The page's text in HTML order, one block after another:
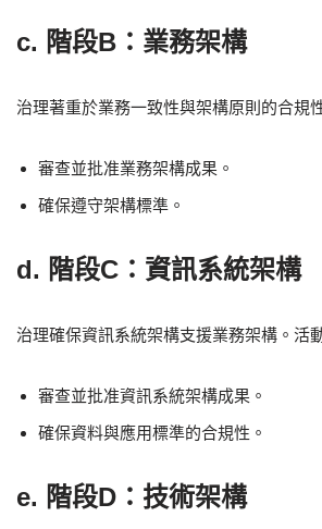
c. 階段B：業務架構
治理著重於業務一致性與架構原則的合規
審查並批准業務架構成果。
確保遵守架構標準。
d. 階段C：資訊系統架構
治理確保資訊系統架構支援業務架構。活
審查並批准資訊系統架構成果。
確保資料與應用標準的合規性。
e. 階段D：技術架構